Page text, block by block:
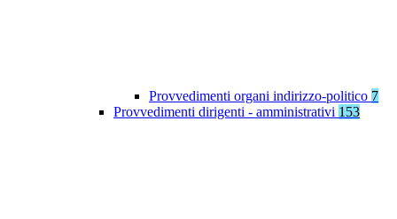
Provvedimenti organi indirizzo-politico 7
Provvedimenti dirigenti - amministrativi 153